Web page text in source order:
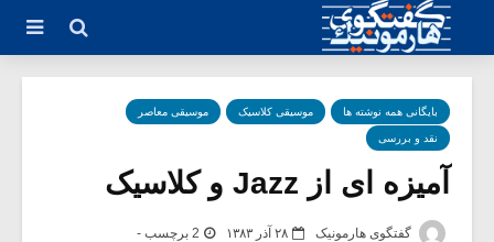
بایگانی همه نوشته ها موسیقی کلاسیک موسیقی معاصر
نقد و بررسی
آمیزه ای از Jazz و کلاسیک
گفتگوی هارمونیک ۲۸ آذر ۱۳۸۳ 2 برچسب -